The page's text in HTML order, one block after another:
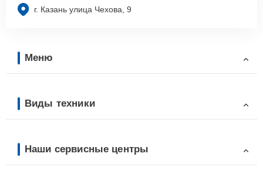
г. Казань улица Чехова, 9
Меню
Виды техники
Наши сервисные центры